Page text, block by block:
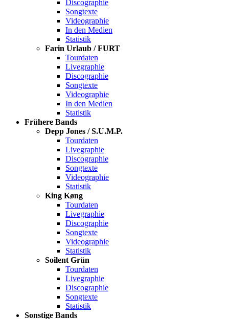
Discographie
Songtexte
Videographie
In den Medien
Statistik
Farin Urlaub / FURT
Tourdaten
Livegraphie
Discographie
Songtexte
Videographie
In den Medien
Statistik
Frühere Bands
Depp Jones / S.U.M.P.
Tourdaten
Livegraphie
Discographie
Songtexte
Videographie
Statistik
King Køng
Tourdaten
Livegraphie
Discographie
Songtexte
Videographie
Statistik
Soilent Grün
Tourdaten
Livegraphie
Discographie
Songtexte
Statistik
Sonstige Bands